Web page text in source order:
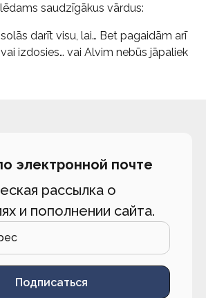
saudzīgākus vārdus:
darīt visu, lai… Bet pagaidām arī
izdosies… vai Alvim nebūs jāpaliek
электронной почте
рассылка о
и пополнении сайта.
Подписаться